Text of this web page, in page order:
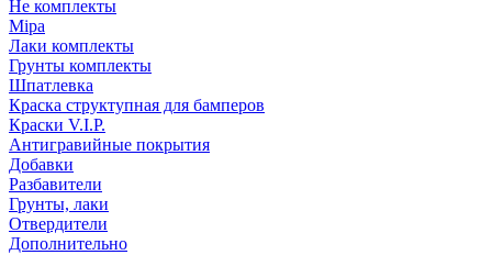
Не комплекты
Mipa
Лаки комплекты
Грунты комплекты
Шпатлевка
Краска структупная для бамперов
Краски V.I.P.
Антигравийные покрытия
Добавки
Разбавители
Грунты, лаки
Отвердители
Дополнительно